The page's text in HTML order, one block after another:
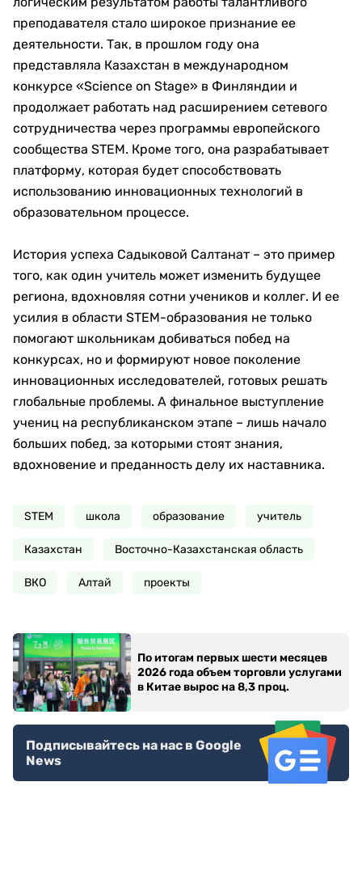
преподавателя стало широкое признание ее
деятельности. Так, в прошлом году она
представляла Казахстан в международном
конкурсе «Science on Stage» в Финляндии и
продолжает работать над расширением сетевого
сотрудничества через программы европейского
сообщества STEM. Кроме того, она разрабатывает
платформу, которая будет способствовать
использованию инновационных технологий в
образовательном процессе.
История успеха Садыковой Салтанат – это пример
того, как один учитель может изменить будущее
региона, вдохновляя сотни учеников и коллег. И ее
усилия в области STEM-образования не только
помогают школьникам добиваться побед на
конкурсах, но и формируют новое поколение
инновационных исследователей, готовых решать
глобальные проблемы. А финальное выступление
учениц на республиканском этапе – лишь начало
больших побед, за которыми стоят знания,
вдохновение и преданность делу их наставника.
STEM школа образование учитель
Казахстан Восточно-Казахстанская область
ВКО Алтай проекты
По итогам первых шести месяцев
2026 года объем торговли услугами
в Китае вырос на 8,3 проц.
Подписывайтесь на нас в Google
News